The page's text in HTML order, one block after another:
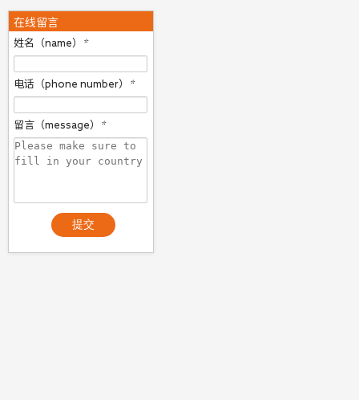
在线留言
姓名（name） *
电话（phone number） *
留言（message） *
提交